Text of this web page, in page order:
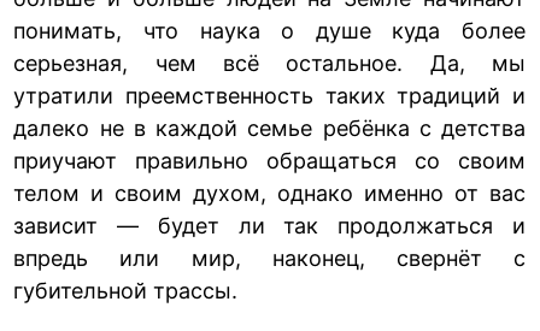
понимать, что наука о душе куда более
серьезная, чем всё остальное. Да, мы
утратили преемственность таких традиций и
далеко не в каждой семье ребёнка с детства
приучают правильно обращаться со своим
телом и своим духом, однако именно от вас
зависит — будет ли так продолжаться и
впредь или мир, наконец, свернёт с
губительной трассы.